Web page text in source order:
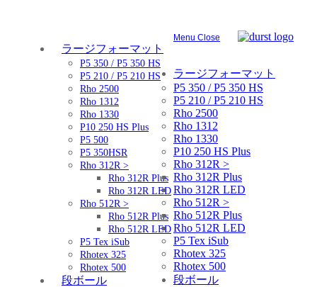
ラージフォーマット
P5 350 / P5 350 HS
P5 210 / P5 210 HS
Rho 2500
Rho 1312
Rho 1330
P10 250 HS Plus
P5 500
P5 350HSR
Rho 312R >
Rho 312R Plus
Rho 312R LED
Rho 512R >
Rho 512R Plus
Rho 512R LED
P5 Tex iSub
Rhotex 325
Rhotex 500
段ボール
Menu Close
ラージフォーマット
P5 350 / P5 350 HS
P5 210 / P5 210 HS
Rho 2500
Rho 1312
Rho 1330
P10 250 HS Plus
Rho 312R >
Rho 312R Plus
Rho 312R LED
Rho 512R >
Rho 512R Plus
Rho 512R LED
P5 Tex iSub
Rhotex 325
Rhotex 500
段ボール